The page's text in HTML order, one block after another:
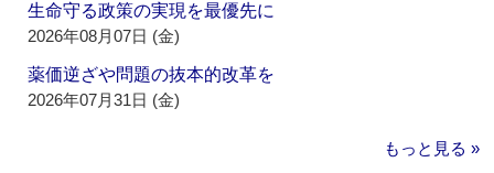
生命守る政策の実現を最優先に
2026年08月07日 (金)
薬価逆ざや問題の抜本的改革を
2026年07月31日 (金)
もっと見る »